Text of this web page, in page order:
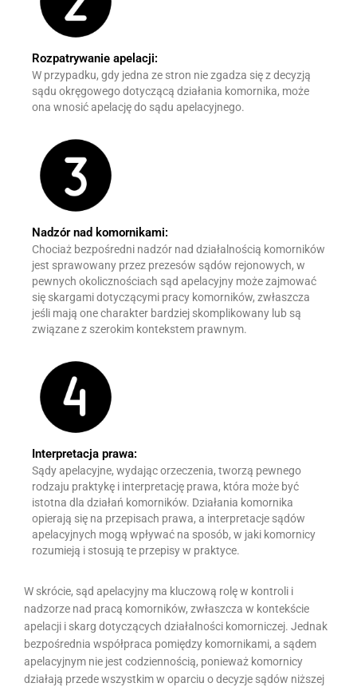
Rozpatrywanie apelacji:
W przypadku, gdy jedna ze stron nie zgadza się z decyzją
sądu okręgowego dotyczącą działania komornika, może
ona wnosić apelację do sądu apelacyjnego.
Nadzór nad komornikami:
Chociaż bezpośredni nadzór nad działalnością komorników
jest sprawowany przez prezesów sądów rejonowych, w
pewnych okolicznościach sąd apelacyjny może zajmować
się skargami dotyczącymi pracy komorników, zwłaszcza
jeśli mają one charakter bardziej skomplikowany lub są
związane z szerokim kontekstem prawnym.
Interpretacja prawa:
Sądy apelacyjne, wydając orzeczenia, tworzą pewnego
rodzaju praktykę i interpretację prawa, która może być
istotna dla działań komorników. Działania komornika
opierają się na przepisach prawa, a interpretacje sądów
apelacyjnych mogą wpływać na sposób, w jaki komornicy
rozumieją i stosują te przepisy w praktyce.
W skrócie, sąd apelacyjny ma kluczową rolę w kontroli i
nadzorze nad pracą komorników, zwłaszcza w kontekście
apelacji i skarg dotyczących działalności komorniczej. Jednak
bezpośrednia współpraca pomiędzy komornikami, a sądem
apelacyjnym nie jest codziennością, ponieważ komornicy
działają przede wszystkim w oparciu o decyzje sądów niższej